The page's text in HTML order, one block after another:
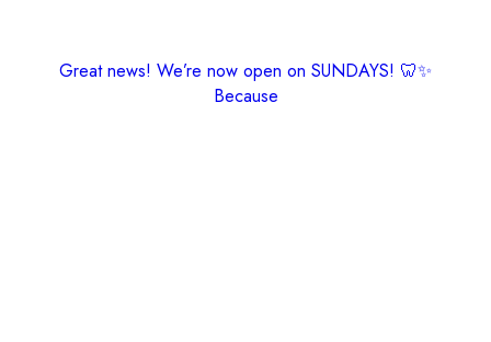
Great news! We’re now open on SUNDAYS! 🦷✨
Because